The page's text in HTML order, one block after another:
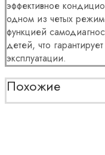
эффективное
одном из четых
функцией
детей, что
эксплуатации.
Похожие